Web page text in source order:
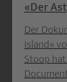
«Der
Der
Island»
Stoop